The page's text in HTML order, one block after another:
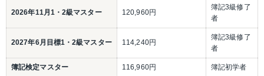
2026年11月1・2級マスター 120,960円
簿記3級修了
者
2027年6月目標1・2級マスター 114,240円
簿記3級修了
者
簿記検定マスター 116,960円 簿記初学者